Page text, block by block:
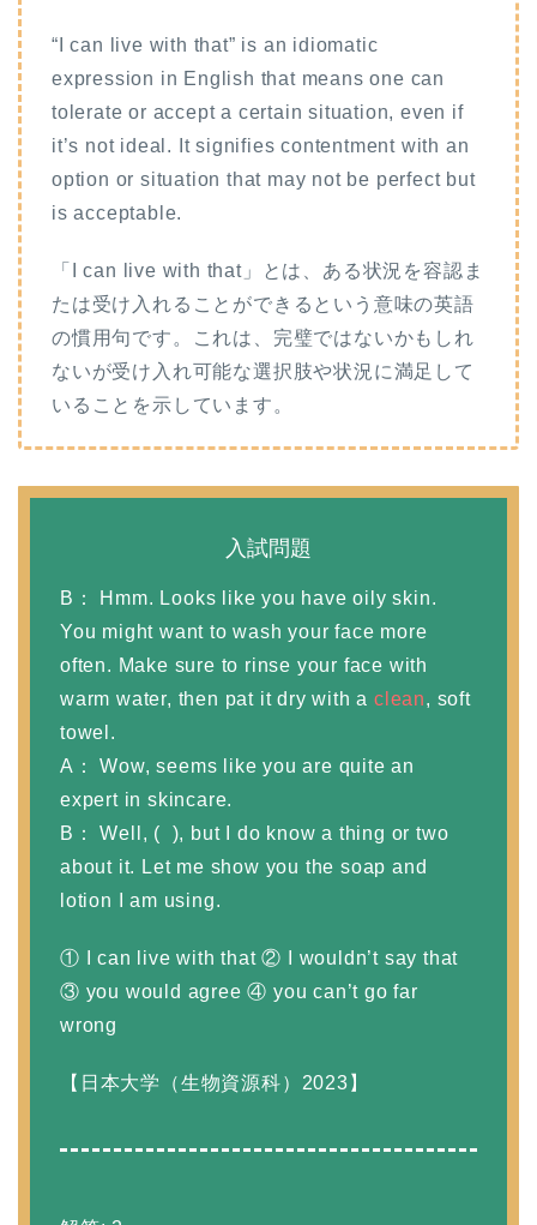
“I can live with that” is an idiomatic
expression in English that means one can
tolerate or accept a certain situation, even if
it’s not ideal. It signifies contentment with an
option or situation that may not be perfect but
is acceptable.
「I can live with that」とは、ある状況を容認ま
たは受け入れることができるという意味の英語
の慣用句です。これは、完璧ではないかもしれ
ないが受け入れ可能な選択肢や状況に満足して
いることを示しています。
入試問題
B： Hmm. Looks like you have oily skin.
You might want to wash your face more
often. Make sure to rinse your face with
warm water, then pat it dry with aclean, soft
towel.
A： Wow, seems like you are quite an
expert in skincare.
B： Well, ( ), but I do know a thing or two
about it. Let me show you the soap and
lotion I am using.
① I can live with that ② I wouldn’t say that
③ you would agree ④ you can’t go far
wrong
【日本大学（生物資源科）2023】